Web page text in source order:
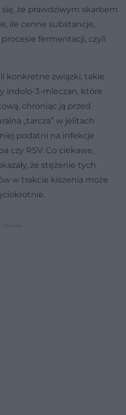
się, że prawdziwym skarbem
ile cenne substancje,
fermentacji, czyli
konkretne związki, takie
indolo-3-mleczan, które
chroniąc ją przed
„tarcza” w jelitach
podatni na infekcje
czy RSV. Co ciekawe,
że stężenie tych
w trakcie kiszenia może